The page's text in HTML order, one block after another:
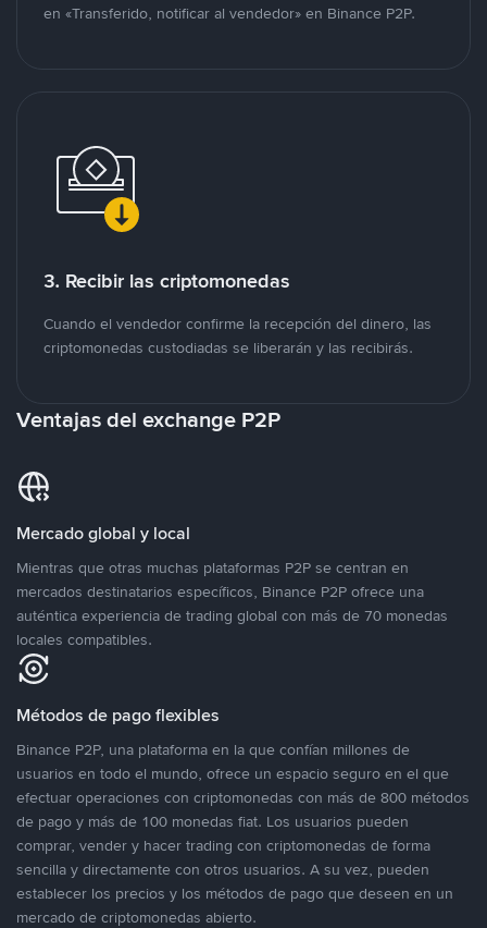
en «Transferido, notificar al vendedor» en Binance P2P.
3. Recibir las criptomonedas
Cuando el vendedor confirme la recepción del dinero, las
criptomonedas custodiadas se liberarán y las recibirás.
Ventajas del exchange P2P
Mercado global y local
Mientras que otras muchas plataformas P2P se centran en
mercados destinatarios específicos, Binance P2P ofrece una
auténtica experiencia de trading global con más de 70 monedas
locales compatibles.
Métodos de pago flexibles
Binance P2P, una plataforma en la que confían millones de
usuarios en todo el mundo, ofrece un espacio seguro en el que
efectuar operaciones con criptomonedas con más de 800 métodos
de pago y más de 100 monedas fiat. Los usuarios pueden
comprar, vender y hacer trading con criptomonedas de forma
sencilla y directamente con otros usuarios. A su vez, pueden
establecer los precios y los métodos de pago que deseen en un
mercado de criptomonedas abierto.